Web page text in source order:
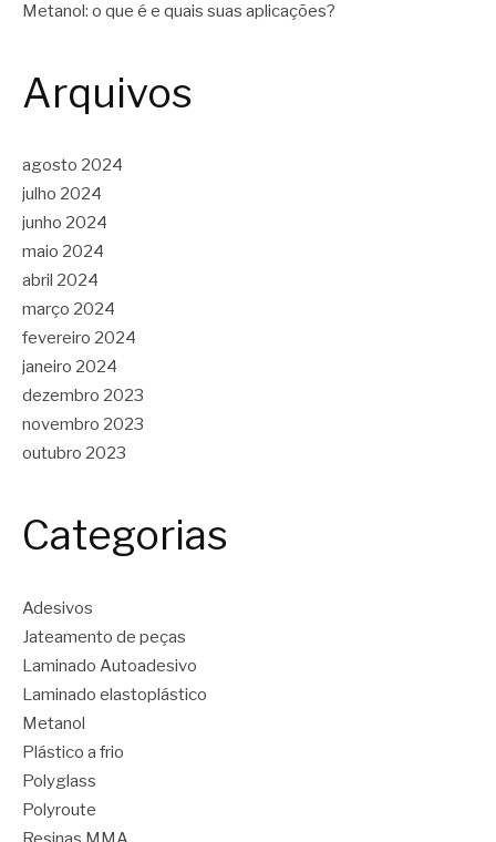
Metanol: o que é e quais suas aplicações?
Arquivos
agosto 2024
julho 2024
junho 2024
maio 2024
abril 2024
março 2024
fevereiro 2024
janeiro 2024
dezembro 2023
novembro 2023
outubro 2023
Categorias
Adesivos
Jateamento de peças
Laminado Autoadesivo
Laminado elastoplástico
Metanol
Plástico a frio
Polyglass
Polyroute